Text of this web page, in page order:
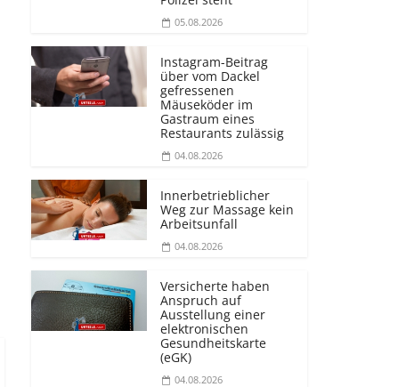
05.08.2026
Instagram-Beitrag
über vom Dackel
gefressenen
Mäuseköder im
Gastraum eines
Restaurants zulässig
04.08.2026
Innerbetrieblicher
Weg zur Massage kein
Arbeitsunfall
04.08.2026
Versicherte haben
Anspruch auf
Ausstellung einer
elektronischen
Gesundheitskarte
(eGK)
04.08.2026